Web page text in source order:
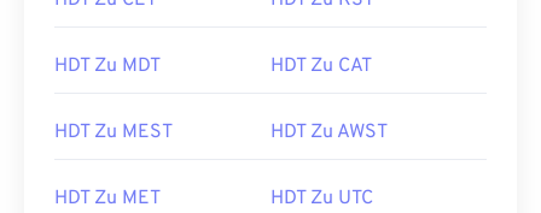
HDT Zu MDT HDT Zu CAT
HDT Zu MEST HDT Zu AWST
HDT Zu MET HDT Zu UTC